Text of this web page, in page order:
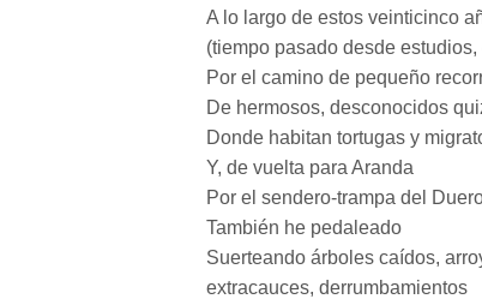
A lo largo de estos veinticinco
(tiempo pasado desde
Por el camino de pequeño
De hermosos, desconocidos
Donde habitan tortugas y
Y, de vuelta para Aranda
Por el sendero-trampa del
También he pedaleado
Suerteando árboles caídos,
extracauces, derrumbamientos